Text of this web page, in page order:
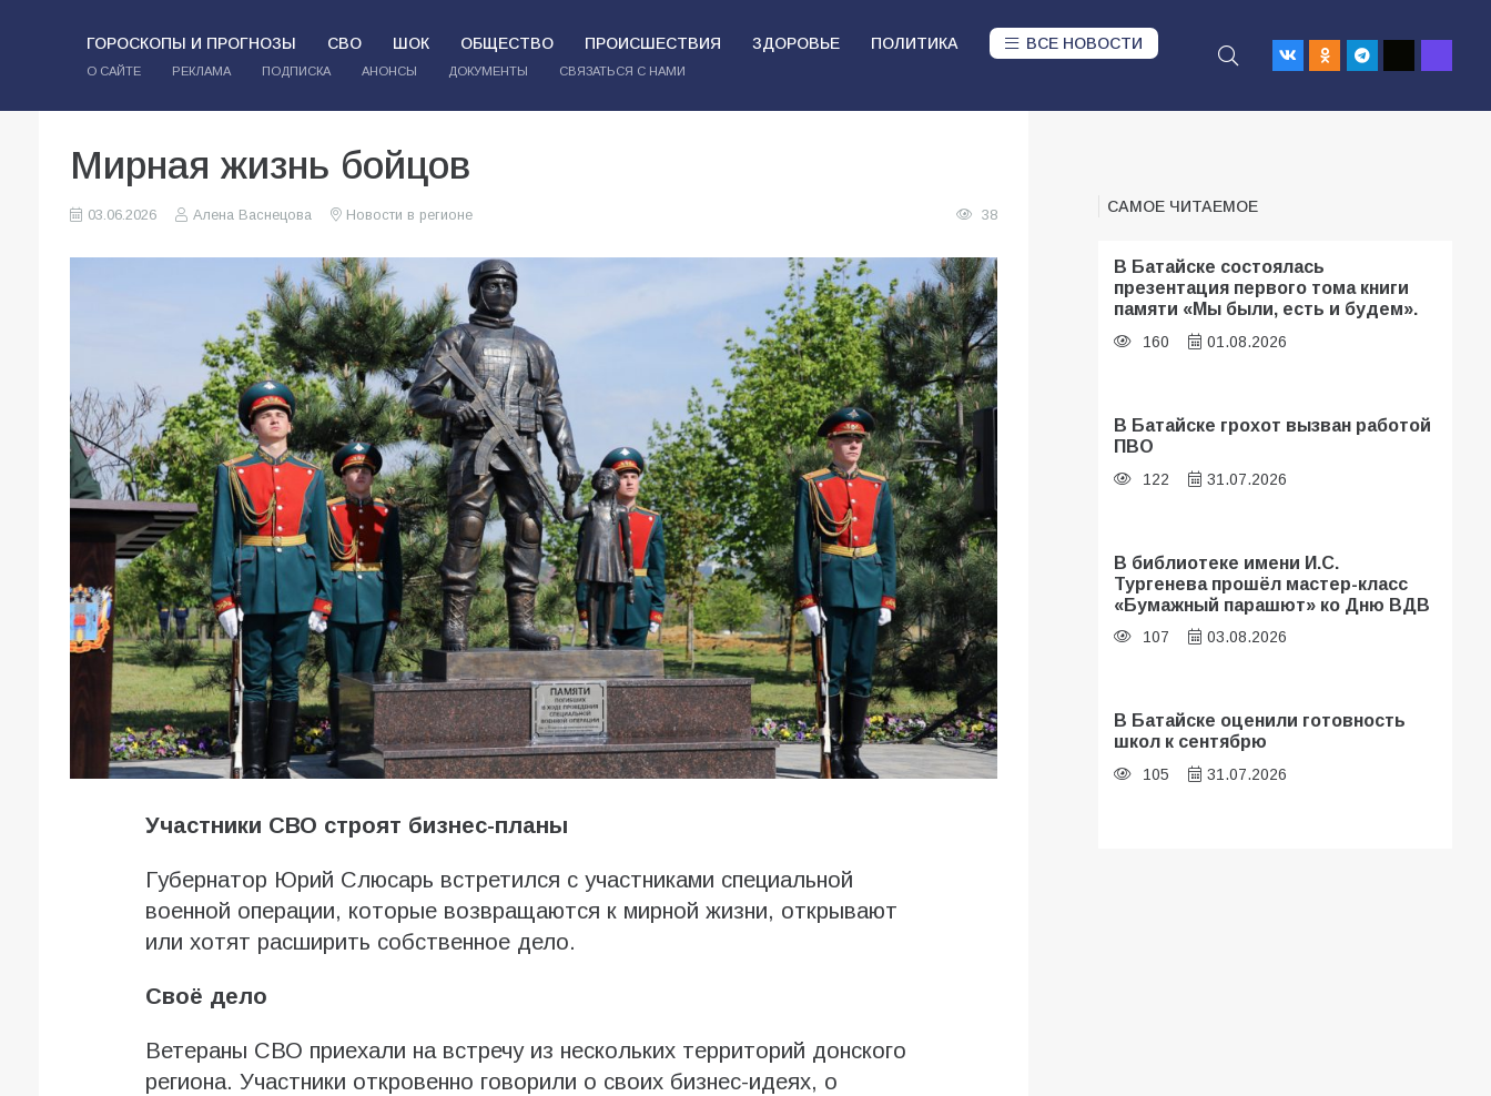
ГОРОСКОПЫ И ПРОГНОЗЫ СВО ШОК ОБЩЕСТВО ПРОИСШЕСТВИЯ ЗДОРОВЬЕ ПОЛИТИКА ВСЕ НОВОСТИ
О САЙТЕ РЕКЛАМА ПОДПИСКА АНОНСЫ ДОКУМЕНТЫ СВЯЗАТЬСЯ С НАМИ
Мирная жизнь бойцов
03.06.2026 Алена Васнецова Новости в регионе 38
Участники СВО строят бизнес-планы
Губернатор Юрий Слюсарь встретился с участниками специальной
военной операции, которые возвращаются к мирной жизни, открывают
или хотят расширить собственное дело.
Своё дело
Ветераны СВО приехали на встречу из нескольких территорий донского
региона. Участники откровенно говорили о своих бизнес-идеях, о
САМОЕ ЧИТАЕМОЕ
В Батайске состоялась
презентация первого тома книги
памяти «Мы были, есть и будем».
160 01.08.2026
В Батайске грохот вызван работой
ПВО
122 31.07.2026
В библиотеке имени И.С.
Тургенева прошёл мастер-класс
«Бумажный парашют» ко Дню ВДВ
107 03.08.2026
В Батайске оценили готовность
школ к сентябрю
105 31.07.2026